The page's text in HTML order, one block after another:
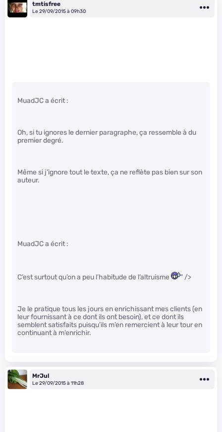
tmtisfree
Le 29/09/2015 à 09h30
MuadJC a écrit :
Oh, si tu ignores le dernier paragraphe, ça ressemble à du
premier degré.
Même si j’ignore tout le texte, ça ne reflète pas bien sur son
auteur.
MuadJC a écrit :
C’est surtout qu’on a peu l’habitude de l’altruisme " />
Je le pratique tous les jours en enrichissant mes clients (en
leur fournissant à ce dont ils ont besoin), et ce dont ils
semblent satisfaits puisqu’ils m’en remercient à leur tour en
continuant à m’enrichir.
MrJul
Le 29/09/2015 à 11h28